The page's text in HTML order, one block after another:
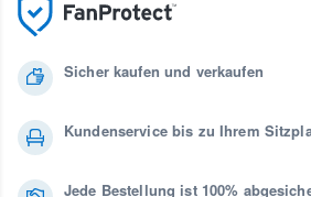
Sicher kaufen und verkaufen
Kundenservice bis zu Ihrem
Jede Bestellung ist 100%